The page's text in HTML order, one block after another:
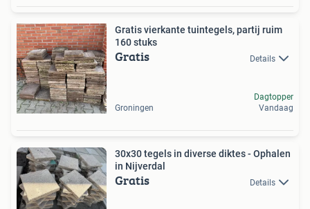
Gratis vierkante tuintegels, partij ruim
160 stuks
Gratis Details
Groningen
Dagtopper
Vandaag
30x30 tegels in diverse diktes - Ophalen
in Nijverdal
Gratis Details